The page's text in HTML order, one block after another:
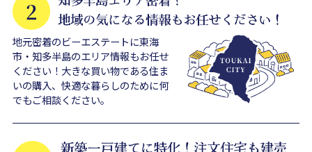
地元密着のビーエステートに東海
市・知多半島のエリア情報もお任せ
ください！大きな買い物である住ま
いの購入、快適な暮らしのために何
でもご相談ください。